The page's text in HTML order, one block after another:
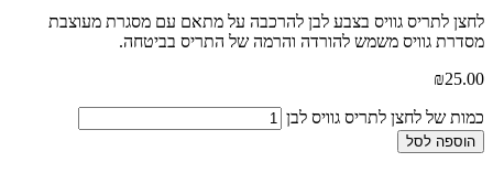
לתריס גוויס בצבע לבן להרכבה על מתאם עם מסגרת מעוצבת
גוויס משמש להורדה והרמה של התריס בביטחה.
₪
של לחצן לתריס גוויס לבן
לסל